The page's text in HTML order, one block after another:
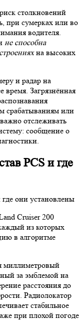
столкновений
при сумерках или во
водителя.
не способна
на высоких
и радар на
время. Загрязнённая
срабатываниям или
отслеживать
сообщение о
PCS и где
Cruiser 200
из которых
в алгоритме
миллиметровый
за эмблемой на
расстояния до
Радиолокатор
стабильное
при плохой погоде